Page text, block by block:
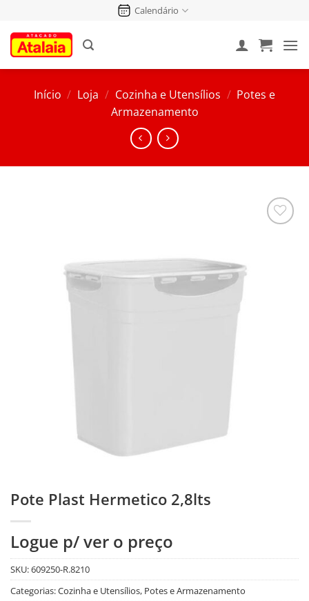
conteúdo
Calendário
Início / Loja / Cozinha e Utensílios / Potes e
Armazenamento
Pote Plast Hermetico 2,8lts
Logue p/ ver o preço
SKU:609250-R.8210
Categorias:Cozinha e Utensílios, Potes e Armazenamento